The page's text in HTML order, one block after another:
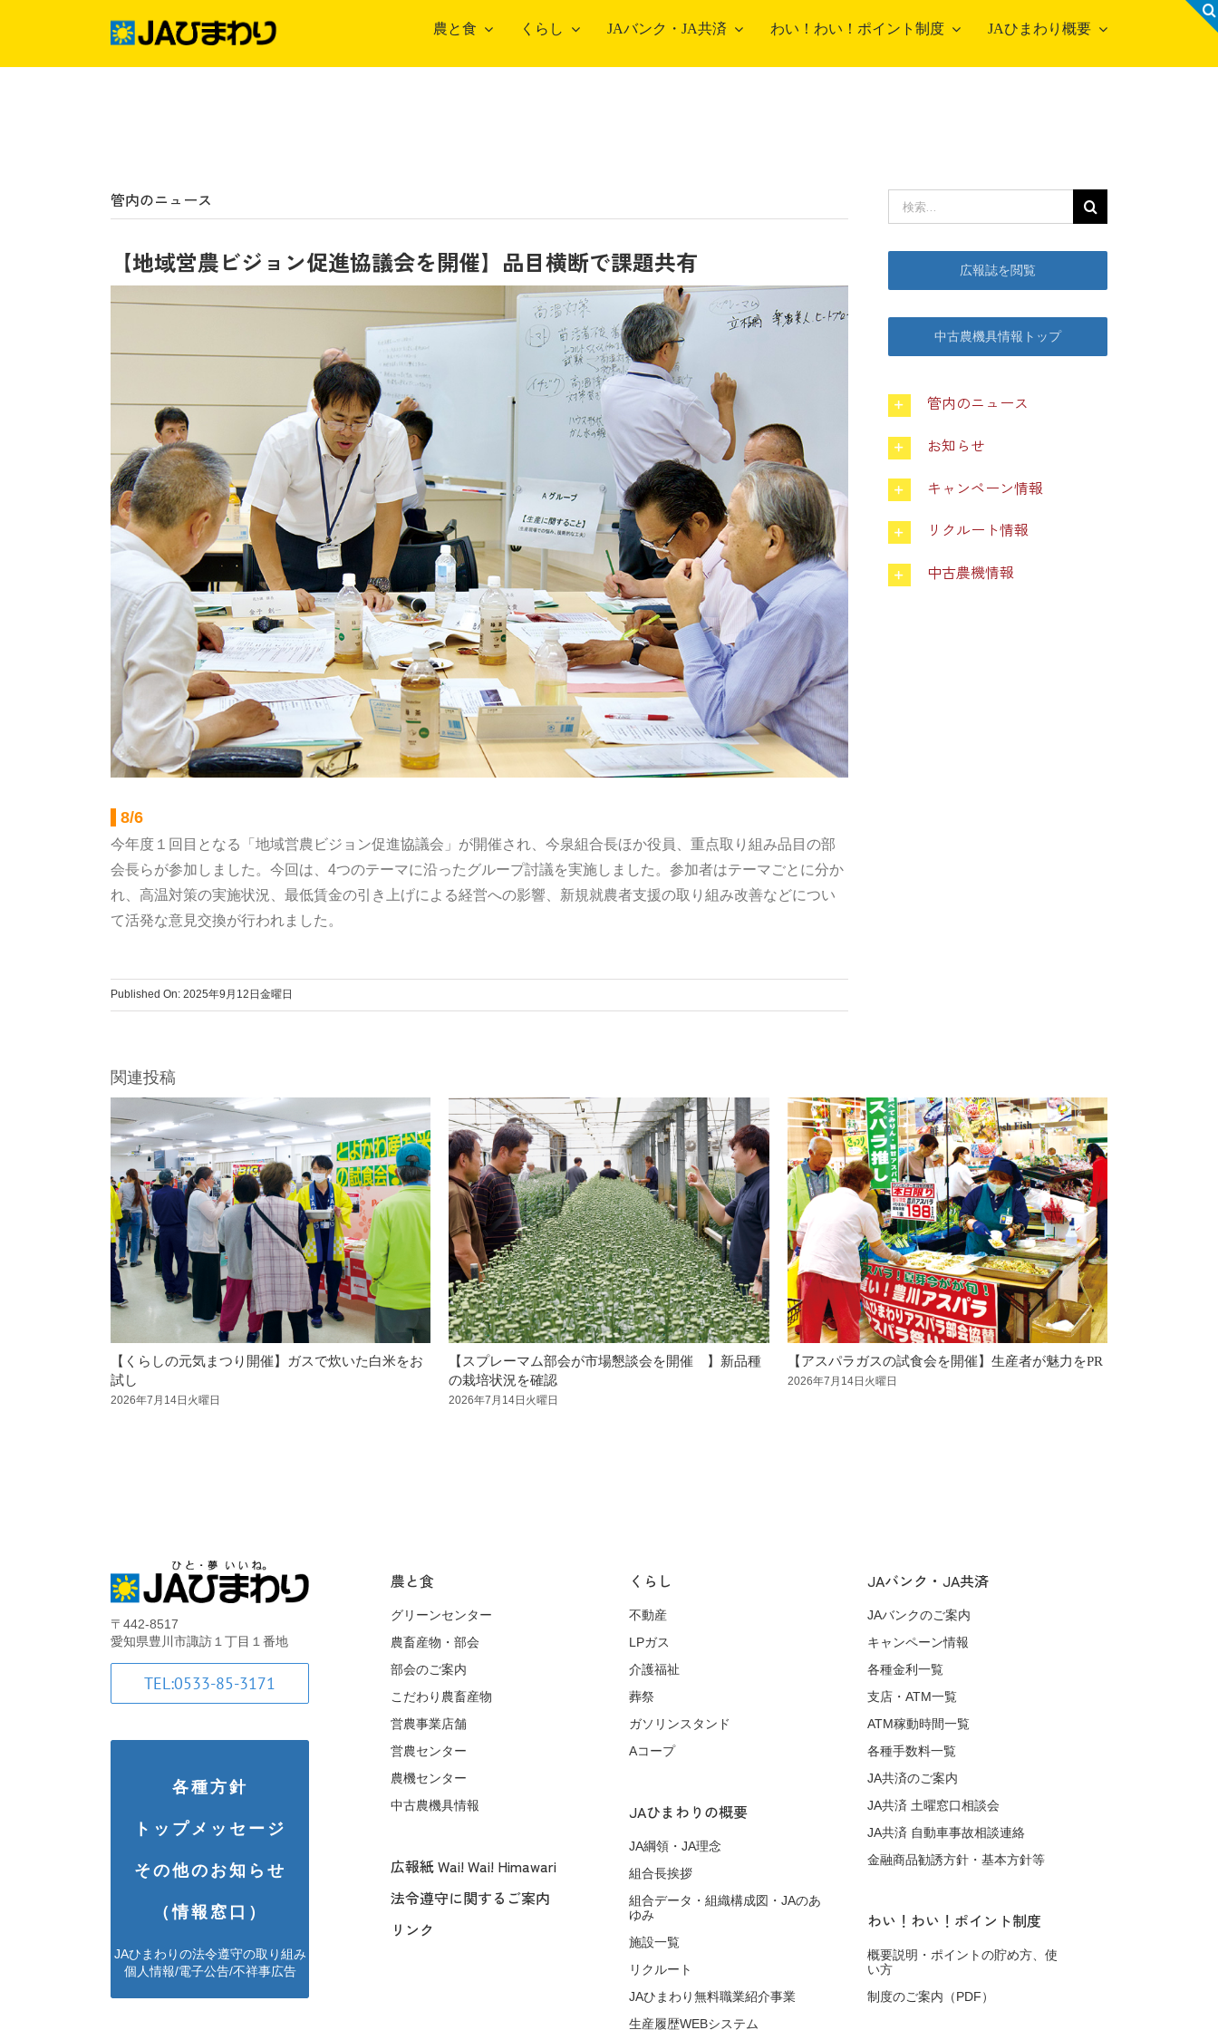
content
農と食 くらし JAバンク・JA共済 わい！わい！ポイント制度 JAひまわり概要
管内のニュース
【地域営農ビジョン促進協議会を開催】品目横断で課題共有
8/6
今年度１回目となる「地域営農ビジョン促進協議会」が開催され、今泉組合長ほか役員、重点取り組み品目の部
会長らが参加しました。今回は、4つのテーマに沿ったグループ討議を実施しました。参加者はテーマごとに分か
れ、高温対策の実施状況、最低賃金の引き上げによる経営への影響、新規就農者支援の取り組み改善などについ
て活発な意見交換が行われました。
Published On: 2025年9月12日金曜日
索
…
広報誌を閲覧
中古農機具情報トップ
管内のニュース
お知らせ
キャンペーン情報
リクルート情報
中古農機情報
関連投稿
【くらしの元気まつり開催】ガスで炊いた白米をお
試し
2026年7月14日火曜日
【スプレーマム部会が市場懇談会を開催 】新品種
の栽培状況を確認
2026年7月14日火曜日
【アスパラガスの試食会を開催】生産者が魅力をPR
2026年7月14日火曜日
〒442-8517
愛知県豊川市諏訪１丁目１番地
TEL:0533-85-3171
各種方針
トップメッセージ
その他のお知らせ
（情報窓口）
JAひまわりの法令遵守の取り組み
個人情報/電子公告/不祥事広告
農と食
グリーンセンター
農畜産物・部会
部会のご案内
こだわり農畜産物
営農事業店舗
営農センター
農機センター
中古農機具情報
広報紙 Wai! Wai! Himawari
法令遵守に関するご案内
リンク
くらし
不動産
LPガス
介護福祉
葬祭
ガソリンスタンド
Aコープ
JAひまわりの概要
JA綱領・JA理念
組合長挨拶
組合データ・組織構成図・JAのあ
ゆみ
施設一覧
リクルート
JAひまわり無料職業紹介事業
生産履歴WEBシステム
JAバンク・JA共済
JAバンクのご案内
キャンペーン情報
各種金利一覧
支店・ATM一覧
ATM稼動時間一覧
各種手数料一覧
JA共済のご案内
JA共済 土曜窓口相談会
JA共済 自動車事故相談連絡
金融商品勧誘方針・基本方針等
わい！わい！ポイント制度
概要説明・ポイントの貯め方、使
い方
制度のご案内（PDF）